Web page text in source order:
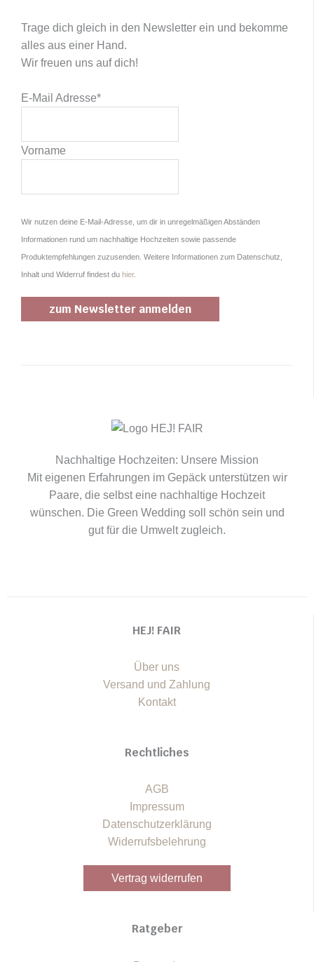
Trage dich gleich in den Newsletter ein und bekomme
alles aus einer Hand.
Wir freuen uns auf dich!
E-Mail Adresse*
Vorname
Wir nutzen deine E-Mail-Adresse, um dir in unregelmäßigen Abständen
Informationen rund um nachhaltige Hochzeiten sowie passende
Produktempfehlungen zuzusenden. Weitere Informationen zum Datenschutz,
Inhalt und Widerruf findest du hier.
Nachhaltige Hochzeiten: Unsere Mission
Mit eigenen Erfahrungen im Gepäck unterstützen wir
Paare, die selbst eine nachhaltige Hochzeit
wünschen. Die Green Wedding soll schön sein und
gut für die Umwelt zugleich.
HEJ! FAIR
Über uns
Versand und Zahlung
Kontakt
Rechtliches
AGB
Impressum
Datenschutzerklärung
Widerrufsbelehrung
Vertrag widerrufen
Ratgeber